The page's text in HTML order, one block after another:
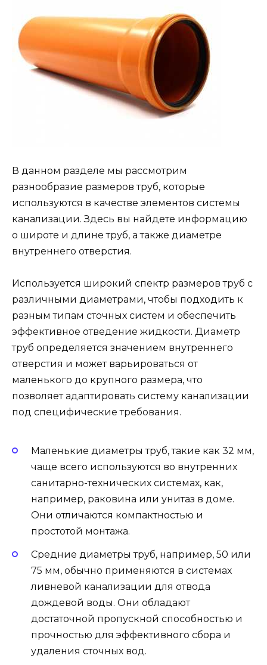
В данном разделе мы рассмотрим
разнообразие размеров труб, которые
используются в качестве элементов системы
канализации. Здесь вы найдете информацию
о широте и длине труб, а также диаметре
внутреннего отверстия.
Используется широкий спектр размеров труб с
различными диаметрами, чтобы подходить к
разным типам сточных систем и обеспечить
эффективное отведение жидкости. Диаметр
труб определяется значением внутреннего
отверстия и может варьироваться от
маленького до крупного размера, что
позволяет адаптировать систему канализации
под специфические требования.
Маленькие диаметры труб, такие как 32 мм,
чаще всего используются во внутренних
санитарно-технических системах, как,
например, раковина или унитаз в доме.
Они отличаются компактностью и
простотой монтажа.
Средние диаметры труб, например, 50 или
75 мм, обычно применяются в системах
ливневой канализации для отвода
дождевой воды. Они обладают
достаточной пропускной способностью и
прочностью для эффективного сбора и
удаления сточных вод.